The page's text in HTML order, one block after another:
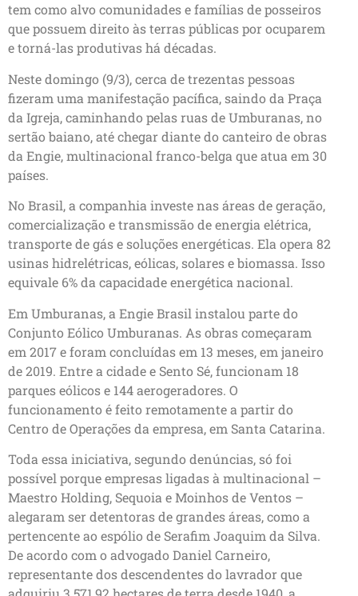
tem como alvo comunidades e famílias de posseiros
que possuem direito às terras públicas por ocuparem
e torná-las produtivas há décadas.
Neste domingo (9/3), cerca de trezentas pessoas
fizeram uma manifestação pacífica, saindo da Praça
da Igreja, caminhando pelas ruas de Umburanas, no
sertão baiano, até chegar diante do canteiro de obras
da Engie, multinacional franco-belga que atua em 30
países.
No Brasil, a companhia investe nas áreas de geração,
comercialização e transmissão de energia elétrica,
transporte de gás e soluções energéticas. Ela opera 82
usinas hidrelétricas, eólicas, solares e biomassa. Isso
equivale 6% da capacidade energética nacional.
Em Umburanas, a Engie Brasil instalou parte do
Conjunto Eólico Umburanas. As obras começaram
em 2017 e foram concluídas em 13 meses, em janeiro
de 2019. Entre a cidade e Sento Sé, funcionam 18
parques eólicos e 144 aerogeradores. O
funcionamento é feito remotamente a partir do
Centro de Operações da empresa, em Santa Catarina.
Toda essa iniciativa, segundo denúncias, só foi
possível porque empresas ligadas à multinacional –
Maestro Holding, Sequoia e Moinhos de Ventos –
alegaram ser detentoras de grandes áreas, como a
pertencente ao espólio de Serafim Joaquim da Silva.
De acordo com o advogado Daniel Carneiro,
representante dos descendentes do lavrador que